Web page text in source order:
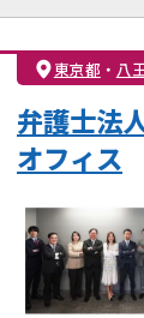
離婚前相
親権・面会交
財産分与
東京都 ・ 八
弁護士法
オフィス